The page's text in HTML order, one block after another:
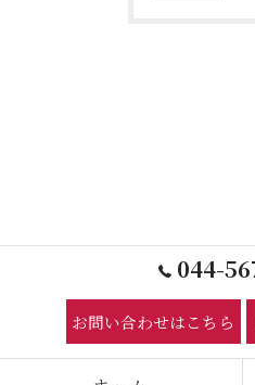
044-
お問い合わせはこちら